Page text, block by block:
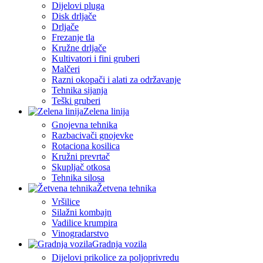
Dijelovi pluga
Disk drljače
Drljače
Frezanje tla
Kružne drljače
Kultivatori i fini gruberi
Malčeri
Razni okopači i alati za održavanje
Tehnika sijanja
Teški gruberi
Zelena linija
Gnojevna tehnika
Razbacivači gnojevke
Rotaciona kosilica
Kružni prevrtač
Skupljač otkosa
Tehnika silosa
Žetvena tehnika
Vršilice
Silažni kombajn
Vadilice krumpira
Vinogradarstvo
Gradnja vozila
Dijelovi prikolice za poljoprivredu